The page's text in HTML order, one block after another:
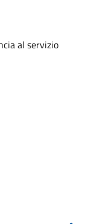
al servizio